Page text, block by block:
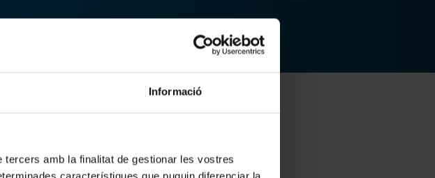
Informació
amb la finalitat de gestionar les vostres